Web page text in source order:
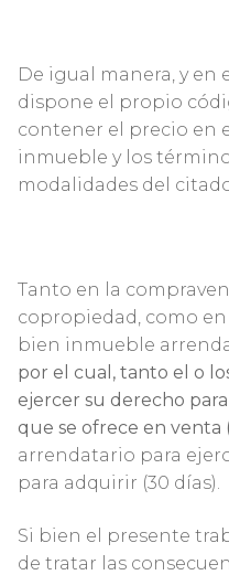
De igual manera, y en
dispone el propio
contener el precio en
inmueble y los
modalidades del
Tanto en la
copropiedad, como en
bien inmueble
por el cual, tanto el o
ejercer su derecho
que se ofrece en venta
arrendatario para
para adquirir (30 días).
Si bien el presente
de tratar las